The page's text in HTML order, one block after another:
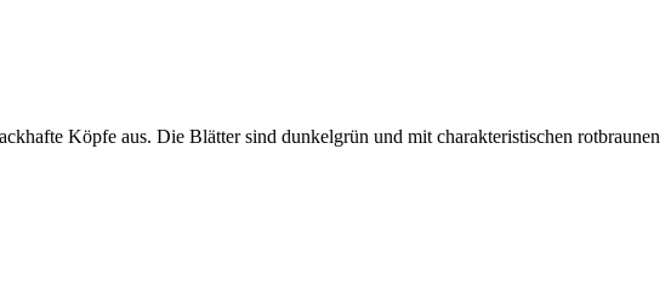
Köpfe aus. Die Blätter sind dunkelgrün und mit charakteristischen rotbraunen